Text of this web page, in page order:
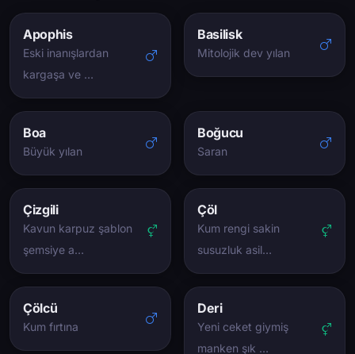
Apophis
Eski inanışlardan
kargaşa ve …
Basilisk
Mitolojik dev yılan
Boa
Büyük yılan
Boğucu
Saran
Çizgili
Kavun karpuz şablon
şemsiye a…
Çöl
Kum rengi sakin
susuzluk asil…
Çölcü
Kum fırtına
Deri
Yeni ceket giymiş
manken şık …